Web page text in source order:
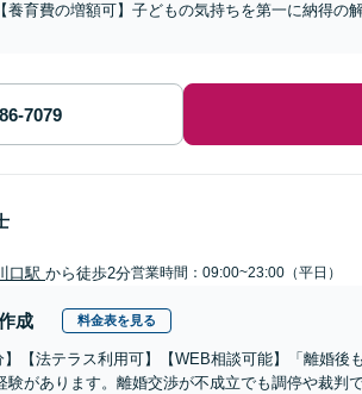
養育費の増額可】子どもの気持ちを第一に納得の
口駅 から徒歩2分営業時間：09:00~23:00（平日）
成 料金表を見る
】【法テラス利用可】【WEB相談可能】「離婚後
験があります。離婚交渉が不成立でも調停や裁判